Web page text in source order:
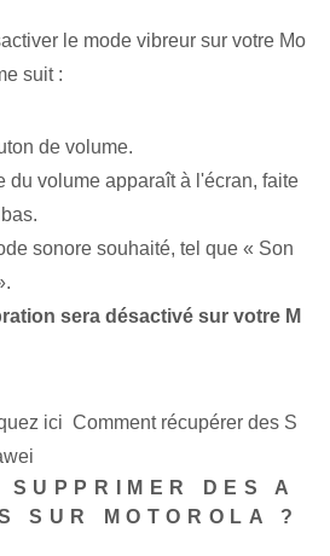
le mode vibreur sur votre Mo
suit :
de volume.
du volume apparaît à l'écran, faite
sonore souhaité, tel que « Son
sera désactivé sur votre M
ici Comment récupérer des S
SUPPRIMER DES A
SUR MOTOROLA ?